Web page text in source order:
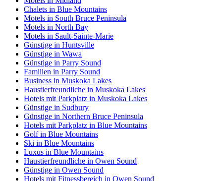
Chalets in Blue Mountains
Motels in South Bruce Peninsula
Motels in North Bay
Motels in Sault-Sainte-Marie
Günstige in Huntsville
Günstige in Wawa
Günstige in Parry Sound
Familien in Parry Sound
Business in Muskoka Lakes
Haustierfreundliche in Muskoka Lakes
Hotels mit Parkplatz in Muskoka Lakes
Günstige in Sudbury
Günstige in Northern Bruce Peninsula
Hotels mit Parkplatz in Blue Mountains
Golf in Blue Mountains
Ski in Blue Mountains
Luxus in Blue Mountains
Haustierfreundliche in Owen Sound
Günstige in Owen Sound
Hotels mit Fitnessbereich in Owen Sound